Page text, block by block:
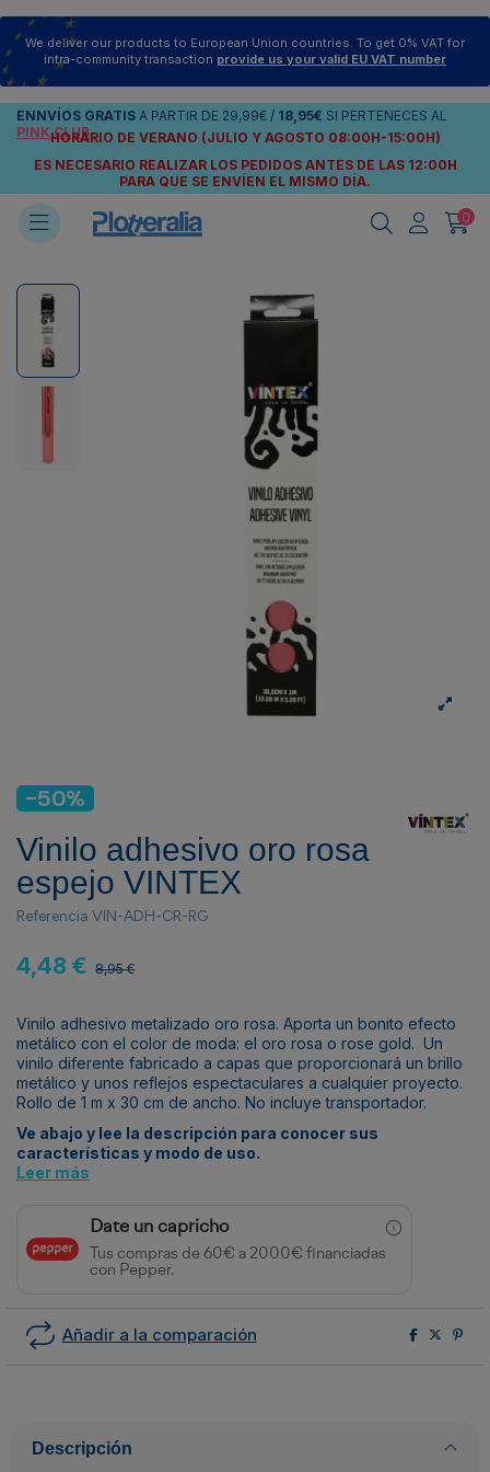
We deliver our products to European Union countries. To get 0% VAT for
intra-community transaction provide us your valid EU VAT number
ENNVÍOS GRATIS A PARTIR DE 29,99€ / 18,95€ SI PERTENECES AL
PINK CLUB
HORARIO DE VERANO (JULIO Y AGOSTO 08:00H-15:00H)
ES NECESARIO REALIZAR LOS PEDIDOS ANTES DE LAS 12:00H
PARA QUE SE ENVÍEN EL MISMO DÍA.
0
-50%
Vinilo adhesivo oro rosa
espejo VINTEX
Referencia VIN-ADH-CR-RG
4,48 € 8,95 €
Vinilo adhesivo metalizado oro rosa. Aporta un bonito efecto
metálico con el color de moda: el oro rosa o rose gold. Un
vinilo diferente fabricado a capas que proporcionará un brillo
metálico y unos reflejos espectaculares a cualquier proyecto.
Rollo de 1 m x 30 cm de ancho. No incluye transportador.
Ve abajo y lee la descripción para conocer sus
características y modo de uso.
Leer más
Date un capricho
Tus compras de 60€ a 2000€ financiadas
con Pepper.
Añadir a la comparación
Descripción